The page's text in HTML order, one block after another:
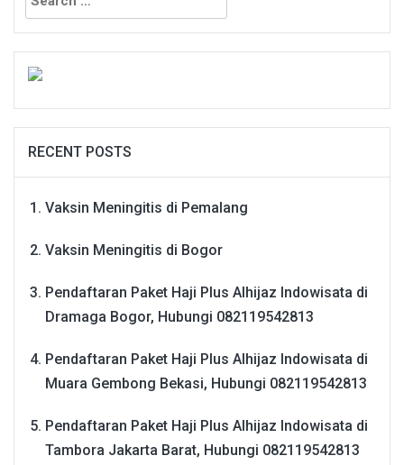
for:
RECENT POSTS
Vaksin Meningitis di Pemalang
Vaksin Meningitis di Bogor
Pendaftaran Paket Haji Plus Alhijaz Indowisata di
Dramaga Bogor, Hubungi 082119542813
Pendaftaran Paket Haji Plus Alhijaz Indowisata di
Muara Gembong Bekasi, Hubungi 082119542813
Pendaftaran Paket Haji Plus Alhijaz Indowisata di
Tambora Jakarta Barat, Hubungi 082119542813